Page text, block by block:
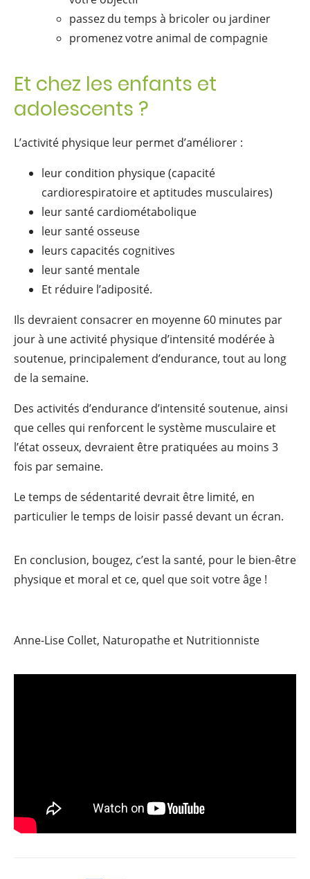
passez du temps à bricoler ou jardiner
promenez votre animal de compagnie
Et chez les enfants et
adolescents ?
L’activité physique leur permet d’améliorer :
leur condition physique (capacité
cardiorespiratoire et aptitudes musculaires)
leur santé cardiométabolique
leur santé osseuse
leurs capacités cognitives
leur santé mentale
Et réduire l’adiposité.
Ils devraient consacrer en moyenne 60 minutes par
jour à une activité physique d’intensité modérée à
soutenue, principalement d’endurance, tout au long
de la semaine.
Des activités d’endurance d’intensité soutenue, ainsi
que celles qui renforcent le système musculaire et
l’état osseux, devraient être pratiquées au moins 3
fois par semaine.
Le temps de sédentarité devrait être limité, en
particulier le temps de loisir passé devant un écran.
En conclusion, bougez, c’est la santé, pour le bien-être
physique et moral et ce, quel que soit votre âge !
Anne-Lise Collet, Naturopathe et Nutritionniste